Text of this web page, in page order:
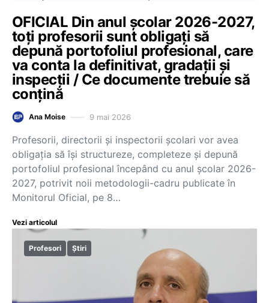
OFICIAL Din anul școlar 2026-2027,
toți profesorii sunt obligați să
depună portofoliul profesional, care
va conta la definitivat, gradații și
inspecții / Ce documente trebuie să
conțină
Ana Moise 9 mai 2026
Profesorii, directorii și inspectorii școlari vor avea
obligația să își structureze, completeze și depună
portofoliul profesional începând cu anul școlar 2026-
2027, potrivit noii metodologii-cadru publicate în
Monitorul Oficial, pe 8…
Vezi articolul
Profesori Știri